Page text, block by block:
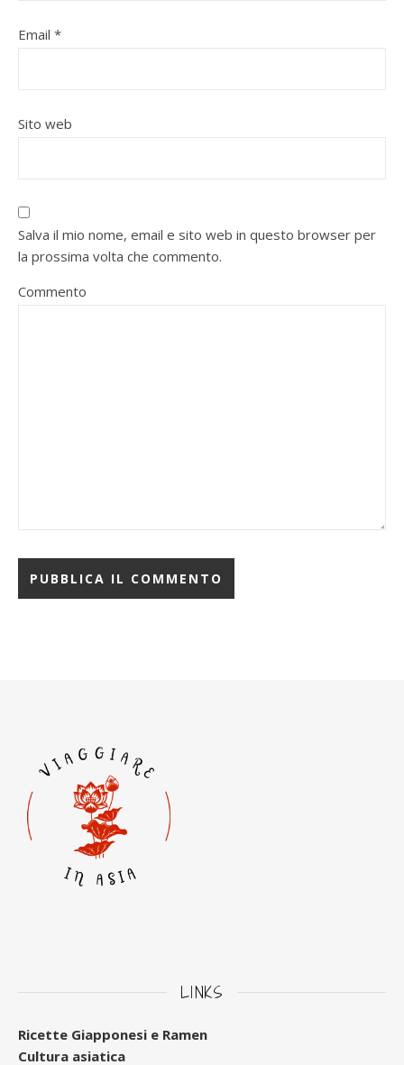
Email *
Sito web
Salva il mio nome, email e sito web in questo browser per
la prossima volta che commento.
Commento
LINKS
Ricette Giapponesi e Ramen
Cultura asiatica